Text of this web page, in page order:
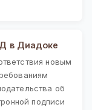
в Диадоке
новым
об
подписи